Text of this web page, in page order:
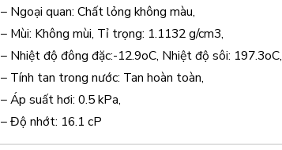
– Ngoại quan: Chất lỏng không màu,
– Mùi: Không mùi, Tỉ trọng: 1.1132 g/cm3,
– Nhiệt độ đông đặc:-12.9oC, Nhiệt độ sôi: 197.3oC,
– Tính tan trong nước: Tan hoàn toàn,
– Áp suất hơi: 0.5 kPa,
– Độ nhớt: 16.1 cP